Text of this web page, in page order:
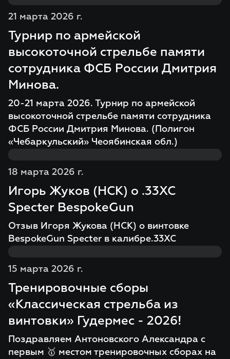
21 марта 2026 г.
Турнир по армейской
высокоточной стрельбе памяти
сотрудника ФСБ России Дмитрия
Минова.
20-21 марта 2026. Турнир по армейской
высокоточной стрельбе памяти сотрудника
ФСБ России Дмитрия Минова. (Полигон
«Чебаркульский» Чеоябинская обл.)
18 марта 2026 г.
Игорь Жуков (НСК) о .33XC
Specter BespokeGun
Отзыв Игоря Жукова (НСК) о винтовке
BespokeGun Specter в калибре.33XC
15 марта 2026 г.
Тренировочные сборы
«Классическая стрельба из
винтовки» Гудермес - 2026!
Поздравляем Антоновского Александра с
первым 🥇 местом тренировочных сборах на